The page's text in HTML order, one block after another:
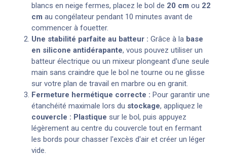
blancs en neige fermes, placez le bol de 20 cm ou 22
cm au congélateur pendant 10 minutes avant de
commencer à fouetter.
Une stabilité parfaite au batteur : Grâce à la base
en silicone antidérapante, vous pouvez utiliser un
batteur électrique ou un mixeur plongeant d'une seule
main sans craindre que le bol ne tourne ou ne glisse
sur votre plan de travail en marbre ou en granit.
Fermeture hermétique correcte : Pour garantir une
étanchéité maximale lors du stockage, appliquez le
couvercle : Plastique sur le bol, puis appuyez
légèrement au centre du couvercle tout en fermant
les bords pour chasser l'excès d'air et créer un léger
vide.